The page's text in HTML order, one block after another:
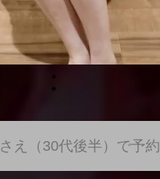
さえ（30代後半）で予約